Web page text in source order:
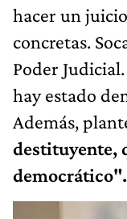
hacer un
concretas.
Poder
hay estado
Además,
destituyente,
democrático".